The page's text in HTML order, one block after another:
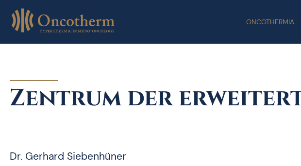
ONCOTHERMIA
Zentrum der
Dr. Gerhard Siebenhüner